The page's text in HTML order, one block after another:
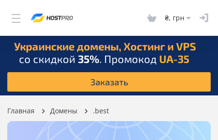
₴, грн
Украинские домены, Хостинг и VPS
со скидкой 35%. Промокод UA-35
Заказать
Главная Домены .best